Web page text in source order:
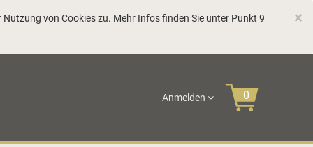
×
von Cookies zu. Mehr Infos finden Sie unter Punkt 9
Anmelden